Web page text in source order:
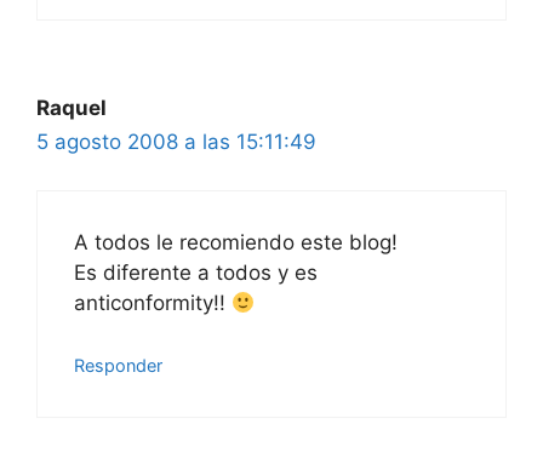
Raquel
5 agosto 2008 a las 15:11:49
A todos le recomiendo este blog!
Es diferente a todos y es
anticonformity!!
Responder